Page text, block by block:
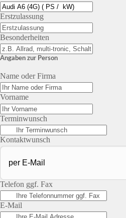
Erstzulassung
Besonderheiten
Angaben zur Person
Name oder Firma
Vorname
Terminwunsch
Kontaktwunsch
Telefon ggf. Fax
E-Mail